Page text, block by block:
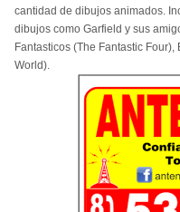
cantidad de dibujos animados.
dibujos como Garfield y sus
Fantasticos (The Fantastic
World).